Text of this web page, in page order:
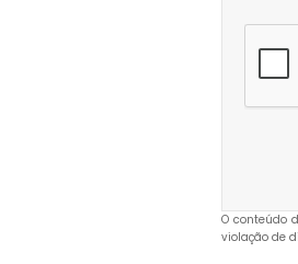
O conteúdo
violação de